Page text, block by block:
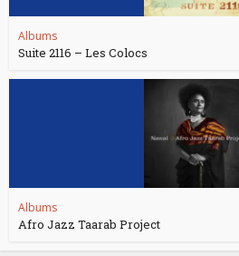
Albums
Suite 2116 – Les Colocs
Albums
Afro Jazz Taarab Project